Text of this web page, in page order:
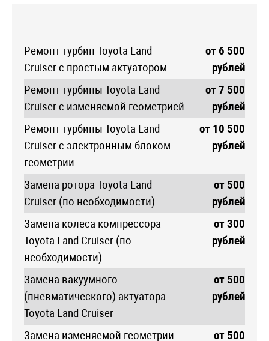
Ремонт турбин Toyota Land
Cruiser с простым актуатором
от 6 500
рублей
Ремонт турбины Toyota Land
Cruiser с изменяемой геометрией
от 7 500
рублей
Ремонт турбины Toyota Land
Cruiser с электронным блоком
геометрии
от 10 500
рублей
Замена ротора Toyota Land
Cruiser (по необходимости)
от 500
рублей
Замена колеса компрессора
Toyota Land Cruiser (по
необходимости)
от 300
рублей
Замена вакуумного
(пневматического) актуатора
Toyota Land Cruiser
от 500
рублей
Замена изменяемой геометрии от 500